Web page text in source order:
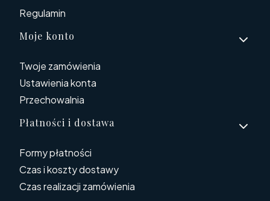
Regulamin
Moje konto
Twoje zamówienia
Ustawienia konta
Przechowalnia
Płatności i dostawa
Formy płatności
Czas i koszty dostawy
Czas realizacji zamówienia